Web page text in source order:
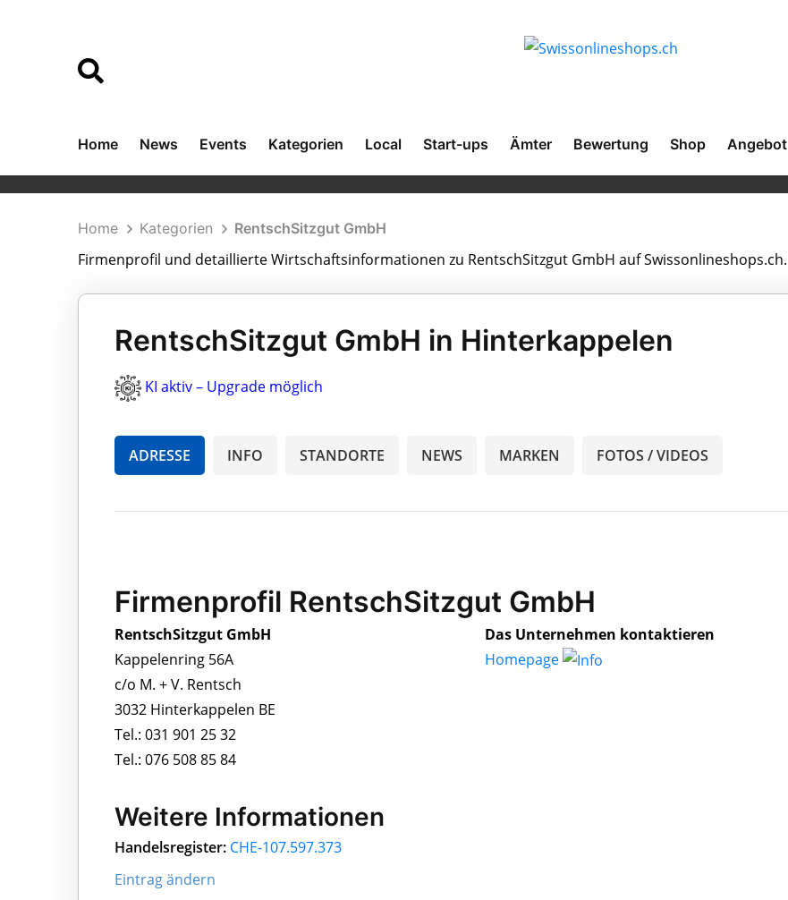
Home News Events Kategorien Local Start-ups Ämter Bewertung Shop Angebot
Home Kategorien RentschSitzgut GmbH
Firmenprofil und detaillierte Wirtschaftsinformationen zu RentschSitzgut GmbH auf Swissonlineshops.ch.
RentschSitzgut GmbH in Hinterkappelen
KI aktiv – Upgrade möglich
ADRESSE INFO STANDORTE NEWS MARKEN FOTOS / VIDEOS
Firmenprofil RentschSitzgut GmbH
RentschSitzgut GmbH
Kappelenring 56A
c/o M. + V. Rentsch
3032 Hinterkappelen BE
Tel.: 031 901 25 32
Tel.: 076 508 85 84
Das Unternehmen kontaktieren
Homepage
Weitere Informationen
Handelsregister: CHE-107.597.373
Eintrag ändern